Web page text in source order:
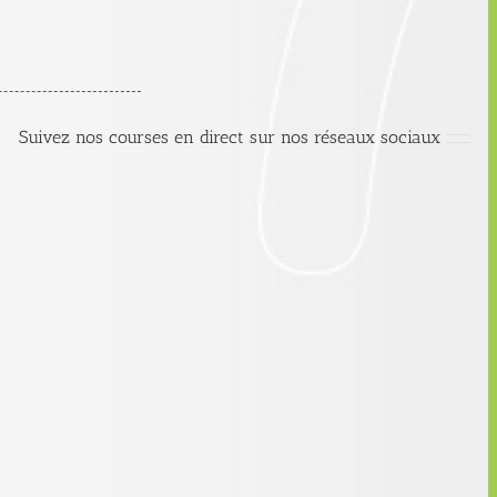
Suivez nos courses en direct sur nos réseaux sociaux